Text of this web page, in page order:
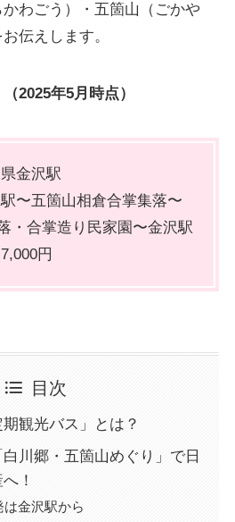
わごう）・五箇山（ごかや
伝えします。
2025年5月時点）
金沢駅
五箇山相倉合掌集落〜
・合掌造り民家園〜金沢駅
円
目次
観光バス」とは？
川郷・五箇山めぐり」で日
！
金沢駅から